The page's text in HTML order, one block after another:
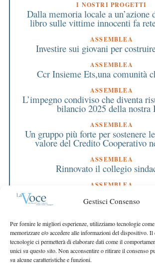
Gestisci Consenso
Per fornire le migliori esperienze, utilizziamo tecnologie
memorizzare e/o accedere alle informazioni del dispositivo. Il
tecnologie ci permetterà di elaborare dati come il
unici su questo sito. Non acconsentire o ritirare il consenso
su alcune caratteristiche e funzioni.
I NOSTRI PROGETTI
Dalla memoria locale a un’azione
libro sulle vittime innocenti fa
ASSEMBLEA
Investire sui giovani per
ASSEMBLEA
Ccr Insieme Ets,una comunità
ASSEMBLEA
L’impegno condiviso che diventa
bilancio 2025 della nostra
ASSEMBLEA
Un gruppo più forte per sostenere
valore del Credito Cooperativo
ASSEMBLEA
Rinnovato il collegio
ASSEMBLEA
Bilancio approvato all’unanimità
destinati al territorio
EDITORIALE DIRETTORE
Crescere restando
EDITORIALE
Costruire futuro